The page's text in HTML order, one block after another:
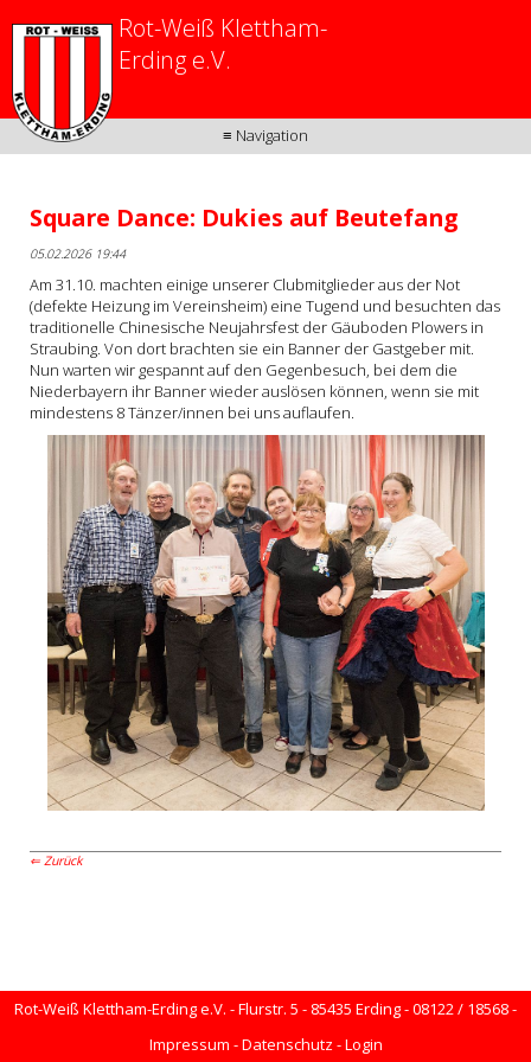
≡ Navigation
Rot-Weiß Klettham-
Erding e.V.
Square Dance: Dukies auf Beutefang
05.02.2026 19:44
Am 31.10. machten einige unserer Clubmitglieder aus der Not
(defekte Heizung im Vereinsheim) eine Tugend und besuchten das
traditionelle Chinesische Neujahrsfest der Gäuboden Plowers in
Straubing. Von dort brachten sie ein Banner der Gastgeber mit.
Nun warten wir gespannt auf den Gegenbesuch, bei dem die
Niederbayern ihr Banner wieder auslösen können, wenn sie mit
mindestens 8 Tänzer/innen bei uns auflaufen.
Zurück
Rot-Weiß Klettham-Erding e.V. - Flurstr. 5 - 85435 Erding - 08122 / 18568 -
Impressum -Datenschutz -Login